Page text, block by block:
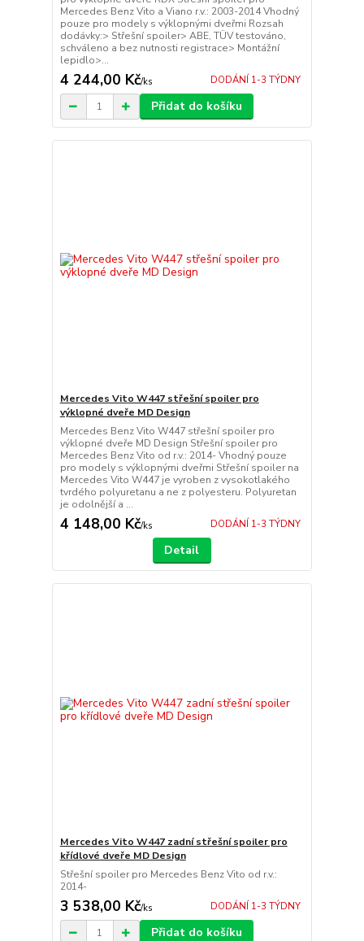
Mercedes Benz Vito a Viano r.v.: 2003-2014 Vhodný
pouze pro modely s výklopnými dveřmi Rozsah
dodávky:> Střešní spoiler> ABE, TÜV testováno,
schváleno a bez nutnosti registrace> Montážní
lepidlo>...
4 244,00 Kč/ks DODÁNÍ 1-3 TÝDNY
Přidat do košíku
Mercedes Vito W447 střešní spoiler pro
výklopné dveře MD Design
Mercedes Benz Vito W447 střešní spoiler pro
výklopné dveře MD Design Střešní spoiler pro
Mercedes Benz Vito od r.v.: 2014- Vhodný pouze
pro modely s výklopnými dveřmi Střešní spoiler na
Mercedes Vito W447 je vyroben z vysokotlakého
tvrdého polyuretanu a ne z polyesteru. Polyuretan
je odolnější a ...
4 148,00 Kč/ks DODÁNÍ 1-3 TÝDNY
Detail
Mercedes Vito W447 zadní střešní spoiler pro
křídlové dveře MD Design
Střešní spoiler pro Mercedes Benz Vito od r.v.:
2014-
3 538,00 Kč/ks DODÁNÍ 1-3 TÝDNY
Přidat do košíku